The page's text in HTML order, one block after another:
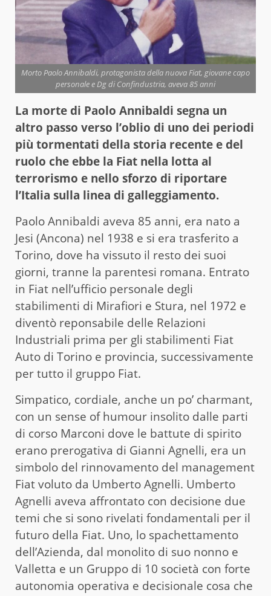
Morto Paolo Annibaldi, protagonista della nuova Fiat, giovane capo
personale e Dg di Confindustria, aveva 85 anni
La morte di Paolo Annibaldi segna un
altro passo verso l’oblio di uno dei periodi
più tormentati della storia recente e del
ruolo che ebbe la Fiat nella lotta al
terrorismo e nello sforzo di riportare
l’Italia sulla linea di galleggiamento.
Paolo Annibaldi aveva 85 anni, era nato a
Jesi (Ancona) nel 1938 e si era trasferito a
Torino, dove ha vissuto il resto dei suoi
giorni, tranne la parentesi romana. Entrato
in Fiat nell’ufficio personale degli
stabilimenti di Mirafiori e Stura, nel 1972 e
diventò reponsabile delle Relazioni
Industriali prima per gli stabilimenti Fiat
Auto di Torino e provincia, successivamente
per tutto il gruppo Fiat.
Simpatico, cordiale, anche un po’ charmant,
con un sense of humour insolito dalle parti
di corso Marconi dove le battute di spirito
erano prerogativa di Gianni Agnelli, era un
simbolo del rinnovamento del management
Fiat voluto da Umberto Agnelli. Umberto
Agnelli aveva affrontato con decisione due
temi che si sono rivelati fondamentali per il
futuro della Fiat. Uno, lo spachettamento
dell’Azienda, dal monolito di suo nonno e
Valletta e un Gruppo di 10 società con forte
autonomia operativa e decisionale cosa che